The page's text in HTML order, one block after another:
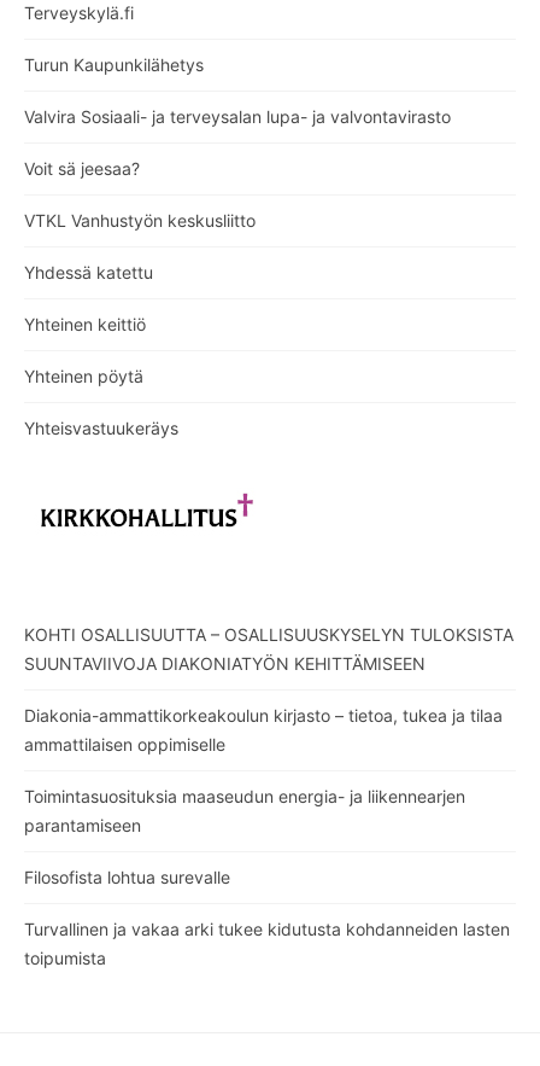
Terveyskylä.fi
Turun Kaupunkilähetys
Valvira Sosiaali- ja terveysalan lupa- ja valvontavirasto
Voit sä jeesaa?
VTKL Vanhustyön keskusliitto
Yhdessä katettu
Yhteinen keittiö
Yhteinen pöytä
Yhteisvastuukeräys
KOHTI OSALLISUUTTA – OSALLISUUSKYSELYN TULOKSISTA
SUUNTAVIIVOJA DIAKONIATYÖN KEHITTÄMISEEN
Diakonia-ammattikorkeakoulun kirjasto – tietoa, tukea ja tilaa
ammattilaisen oppimiselle
Toimintasuosituksia maaseudun energia- ja liikennearjen
parantamiseen
Filosofista lohtua surevalle
Turvallinen ja vakaa arki tukee kidutusta kohdanneiden lasten
toipumista